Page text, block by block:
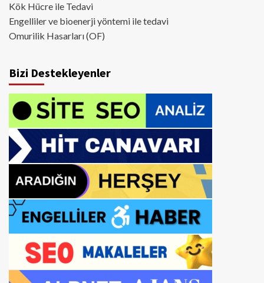
Kök Hücre ile Tedavi
Engelliler ve bioenerji yöntemi ile tedavi
Omurilik Hasarları (OF)
Bizi Destekleyenler